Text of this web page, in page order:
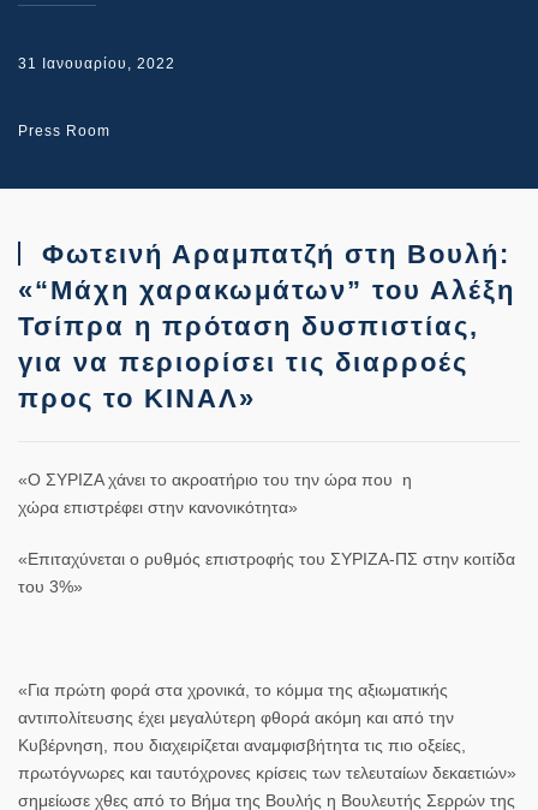
31 Ιανουαρίου, 2022
Press Room
Φωτεινή Αραμπατζή στη Βουλή:
«“Μάχη χαρακωμάτων” του Αλέξη
Τσίπρα η πρόταση δυσπιστίας,
για να περιορίσει τις διαρροές
προς το ΚΙΝΑΛ»
«Ο ΣΥΡΙΖΑ χάνει το ακροατήριο του την ώρα που η
χώρα επιστρέφει στην κανονικότητα»
«Επιταχύνεται ο ρυθμός επιστροφής του ΣΥΡΙΖΑ-ΠΣ στην κοιτίδα
του 3%»
«Για πρώτη φορά στα χρονικά, το κόμμα της αξιωματικής
αντιπολίτευσης έχει μεγαλύτερη φθορά ακόμη και από την
Κυβέρνηση, που διαχειρίζεται αναμφισβήτητα τις πιο οξείες,
πρωτόγνωρες και ταυτόχρονες κρίσεις των τελευταίων δεκαετιών»
σημείωσε χθες από το Βήμα της Βουλής η Βουλευτής Σερρών της